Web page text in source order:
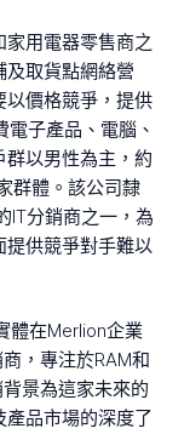
用電器零售商之
取貨點網絡營
價格競爭，提供
子產品、電腦、
以男性為主，約
群體。該公司隸
IT分銷商之一，為
供競爭對手難以
體在Merlion企業
，專注於RAM和
景為這家未來的
品市場的深度了